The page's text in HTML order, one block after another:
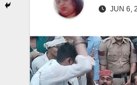
JUN 6,